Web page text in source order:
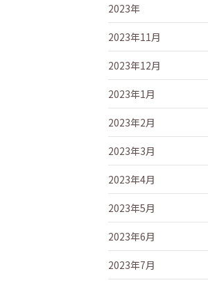
2023年
2023年11月
2023年12月
2023年1月
2023年2月
2023年3月
2023年4月
2023年5月
2023年6月
2023年7月